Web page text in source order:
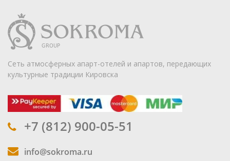
Сеть атмосферных апарт-отелей и апартов, передающих
культурные традиции Кировска
+7 (812) 900-05-51
info@sokroma.ru